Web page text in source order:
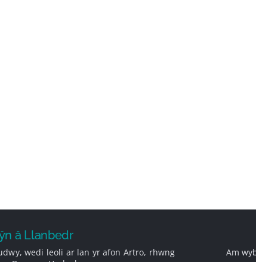
â Llanbedr
wedi leoli ar lan yr afon Artro, rhwng
Am